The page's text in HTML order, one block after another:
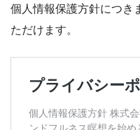
個人情報保護方針につき
ただけます。